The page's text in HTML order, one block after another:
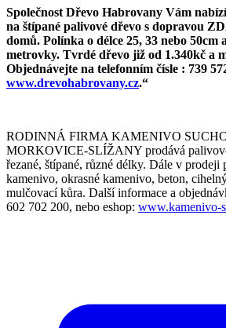
Společnost Dřevo Habrovany Vám
na štípané palivové dřevo s dopravou
domů. Polínka o délce 25, 33 nebo 50cm
metrovky. Tvrdé dřevo již od 1.340kč a
Objednávejte na telefonním čísle : 739
www.drevohabrovany.cz.“
RODINNÁ FIRMA KAMENIVO
MORKOVICE-SLÍŽANY prodává
řezané, štípané, různé délky. Dále v prodeji
kamenivo, okrasné kamenivo, beton,
mulčovací kůra. Další informace a
602 702 200, nebo eshop: www.kamenivo-